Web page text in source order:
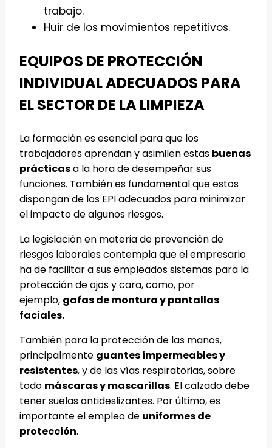
trabajo.
Huir de los movimientos repetitivos.
EQUIPOS DE PROTECCIÓN
INDIVIDUAL ADECUADOS PARA
EL SECTOR DE LA LIMPIEZA
La formación es esencial para que los
trabajadores aprendan y asimilen estas buenas
prácticasa la hora de desempeñar sus
funciones. También es fundamental que estos
dispongan de los EPI adecuados para minimizar
el impacto de algunos riesgos.
La legislación en materia de prevención de
riesgos laborales contempla que el empresario
ha de facilitar a sus empleados sistemas para la
protección de ojos y cara, como, por
ejemplo, gafas de montura y pantallas
faciales.
También para la protección de las manos,
principalmente guantes impermeables y
resistentes, y de las vías respiratorias, sobre
todo máscaras y mascarillas. El calzado debe
tener suelas antideslizantes. Por último, es
importante el empleo de uniformes de
protección.